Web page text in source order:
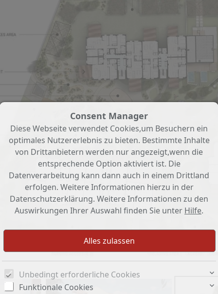
Consent Manager
Diese Webseite verwendet Cookies,um Besuchern ein
optimales Nutzererlebnis zu bieten. Bestimmte Inhalte
von Drittanbietern werden nur angezeigt,wenn die
entsprechende Option aktiviert ist. Die
Datenverarbeitung kann dann auch in einem Drittland
erfolgen. Weitere Informationen hierzu in der
Datenschutzerklärung. Weitere Informationen zu den
Auswirkungen Ihrer Auswahl finden Sie unter Hilfe.
Unbedingt erforderliche Cookies
Funktionale Cookies